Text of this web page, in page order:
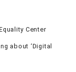
Center
about ‘Digital